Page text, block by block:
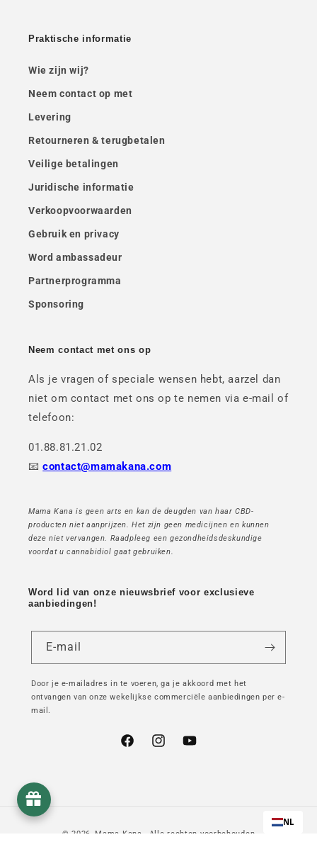
Praktische informatie
Wie zijn wij?
Neem contact op met
Levering
Retourneren & terugbetalen
Veilige betalingen
Juridische informatie
Verkoopvoorwaarden
Gebruik en privacy
Word ambassadeur
Partnerprogramma
Sponsoring
Neem contact met ons op
Als je vragen of speciale wensen hebt, aarzel dan
niet om contact met ons op te nemen via e-mail of
telefoon:
01.88.81.21.02
📧contact@mamakana.com
Mama Kana is geen arts en kan de deugden van haar CBD-
producten niet aanprijzen. Het zijn geen medicijnen en kunnen
deze niet vervangen. Raadpleeg een gezondheidsdeskundige
voordat u cannabidiol gaat gebruiken.
Word lid van onze nieuwsbrief voor exclusieve
aanbiedingen!
E-mail
Door je e-mailadres in te voeren, ga je akkoord met het
ontvangen van onze wekelijkse commerciële aanbiedingen per e-
mail.
FacebookInstagramYouTube
© 2026,Mama Kana - Alle rechten voorbehouden
NL